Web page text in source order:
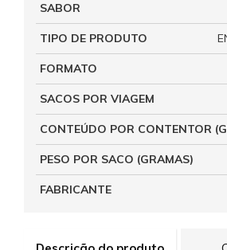
SABOR
TIPO DE PRODUTO
FORMATO
SACOS POR VIAGEM
CONTEÚDO POR CONTENTOR
PESO POR SACO (GRAMAS)
FABRICANTE